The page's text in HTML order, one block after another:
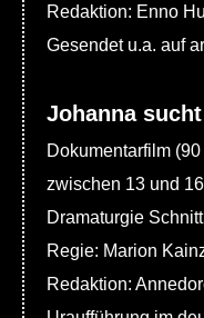
Redaktion: Enno
Gesendet u.a. auf
Johanna
Dokumentarfilm
zwischen 13 und 16
Dramaturgie
Regie: Marion
Redaktion: